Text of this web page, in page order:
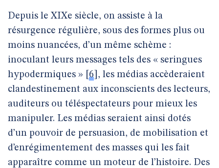
Depuis le XIXe siècle, on assiste à la
résurgence régulière, sous des formes plus ou
moins nuancées, d’un même schème :
inoculant leurs messages tels des « seringues
hypodermiques »
6 , les médias accèderaient
clandestinement aux inconscients des lecteurs,
auditeurs ou téléspectateurs pour mieux les
manipuler. Les médias seraient ainsi dotés
d’un pouvoir de persuasion, de mobilisation et
d’enrégimentement des masses qui les fait
apparaître comme un moteur de l’histoire. Des